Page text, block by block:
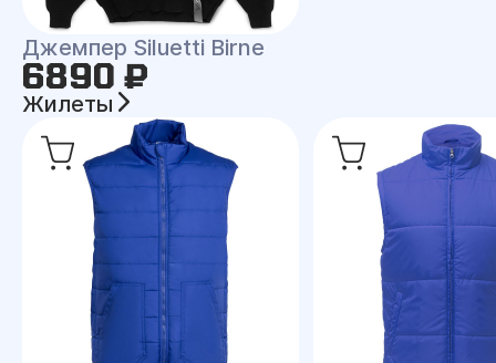
Джемпер Siluetti Birne
6890 ₽
Жилеты